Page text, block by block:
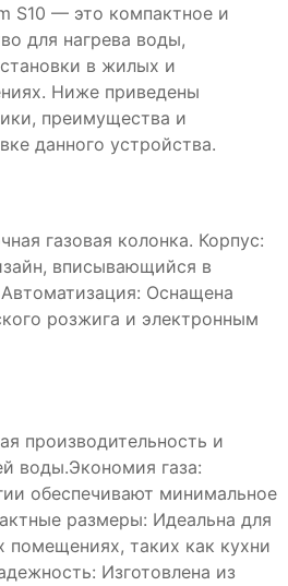
S10 — это компактное и
для нагрева воды,
в жилых и
Ниже приведены
преимущества и
данного устройства.
газовая колонка. Корпус:
вписывающийся в
Оснащена
розжига и электронным
производительность и
воды.Экономия газа:
обеспечивают минимальное
размеры: Идеальна для
помещениях, таких как кухни
Изготовлена из